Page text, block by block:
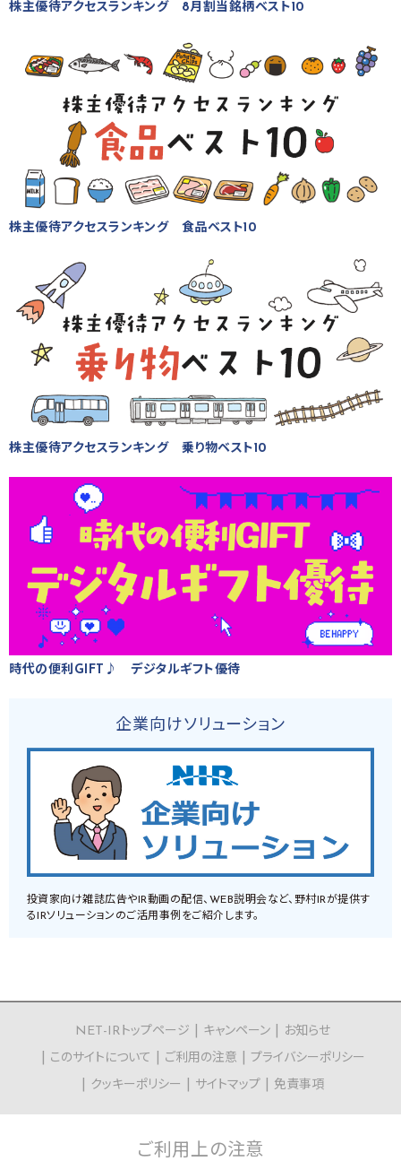
株主優待アクセスランキング 8月割当銘柄ベスト10
株主優待アクセスランキング 食品ベスト10
株主優待アクセスランキング 乗り物ベスト10
時代の便利GIFT♪ デジタルギフト優待
企業向けソリューション
投資家向け雑誌広告やIR動画の配信、WEB説明会など、野村IRが提供す
るIRソリューションのご活用事例をご紹介します。
NET-IRトップページ キャンペーン
お知らせ
このサイトについて
ご利用の注意
プライバシーポリシー
クッキーポリシー
サイトマップ 免責事項
ご利用上の注意